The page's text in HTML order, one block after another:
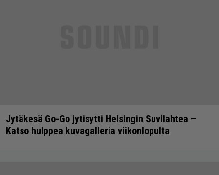
Jytäkesä Go-Go jytisytti Helsingin Suvilahtea –
Katso hulppea kuvagalleria viikonlopulta